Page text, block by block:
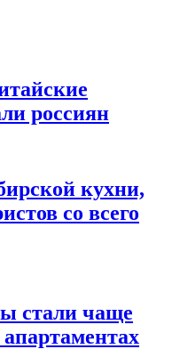
россиян
кухни,
со всего
стали чаще